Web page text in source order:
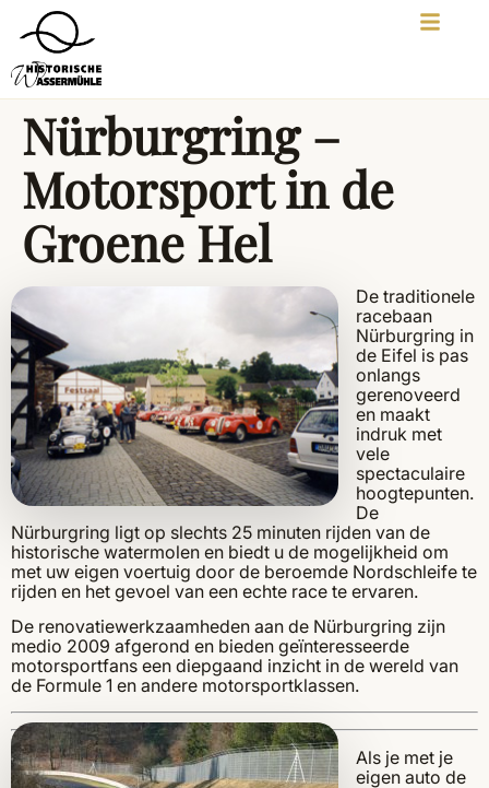
Nürburgring –
Motorsport in de
Groene Hel
De traditionele
racebaan
Nürburgring in
de Eifel is pas
onlangs
gerenoveerd
en maakt
indruk met
vele
spectaculaire
hoogtepunten.
De
Nürburgring ligt op slechts 25 minuten rijden van de
historische watermolen en biedt u de mogelijkheid om
met uw eigen voertuig door de beroemde Nordschleife te
rijden en het gevoel van een echte race te ervaren.
De renovatiewerkzaamheden aan de Nürburgring zijn
medio 2009 afgerond en bieden geïnteresseerde
motorsportfans een diepgaand inzicht in de wereld van
de Formule 1 en andere motorsportklassen.
Als je met je
eigen auto de